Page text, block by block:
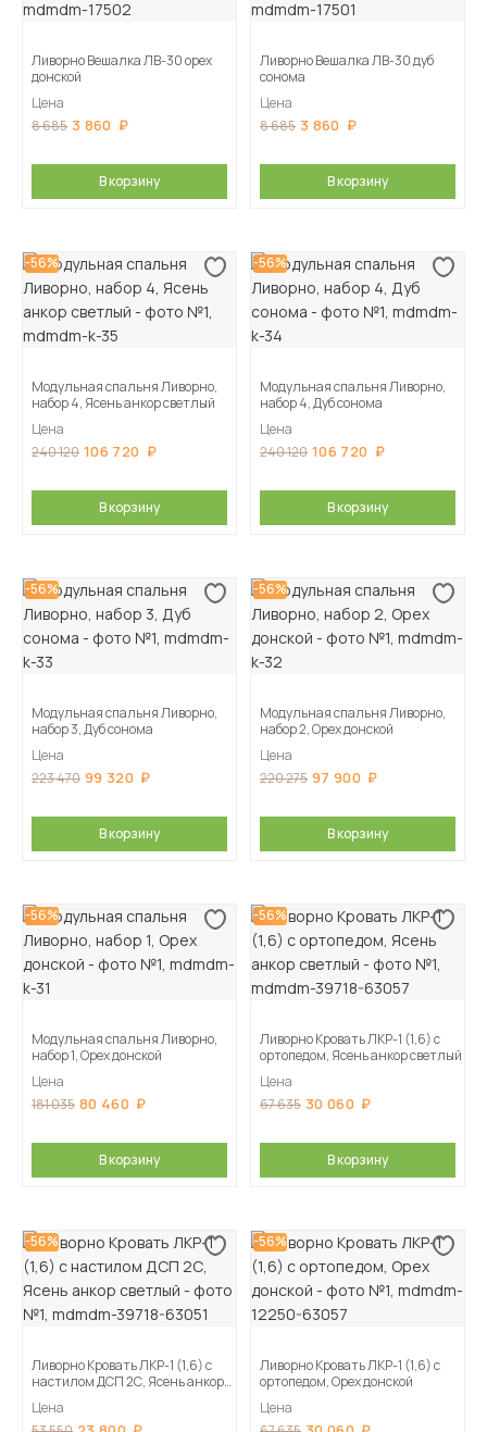
Ливорно Вешалка ЛВ-30 орех
донской
Цена
8 685 3 860
В корзину
Ливорно Вешалка ЛВ-30 дуб
сонома
Цена
8 685 3 860
В корзину
-56%
Модульная спальня Ливорно,
набор 4, Ясень анкор светлый
Цена
240 120 106 720
В корзину
-56%
Модульная спальня Ливорно,
набор 4, Дуб сонома
Цена
240 120 106 720
В корзину
-56%
Модульная спальня Ливорно,
набор 3, Дуб сонома
Цена
223 470 99 320
В корзину
-56%
Модульная спальня Ливорно,
набор 2, Орех донской
Цена
220 275 97 900
В корзину
-56%
Модульная спальня Ливорно,
набор 1, Орех донской
Цена
181 035 80 460
В корзину
-56%
Ливорно Кровать ЛКР-1 (1,6) с
ортопедом, Ясень анкор светлый
Цена
67 635 30 060
В корзину
-56%
Ливорно Кровать ЛКР-1 (1,6) с
настилом ДСП 2С, Ясень анкор
Цена
-56%
Ливорно Кровать ЛКР-1 (1,6) с
ортопедом, Орех донской
Цена